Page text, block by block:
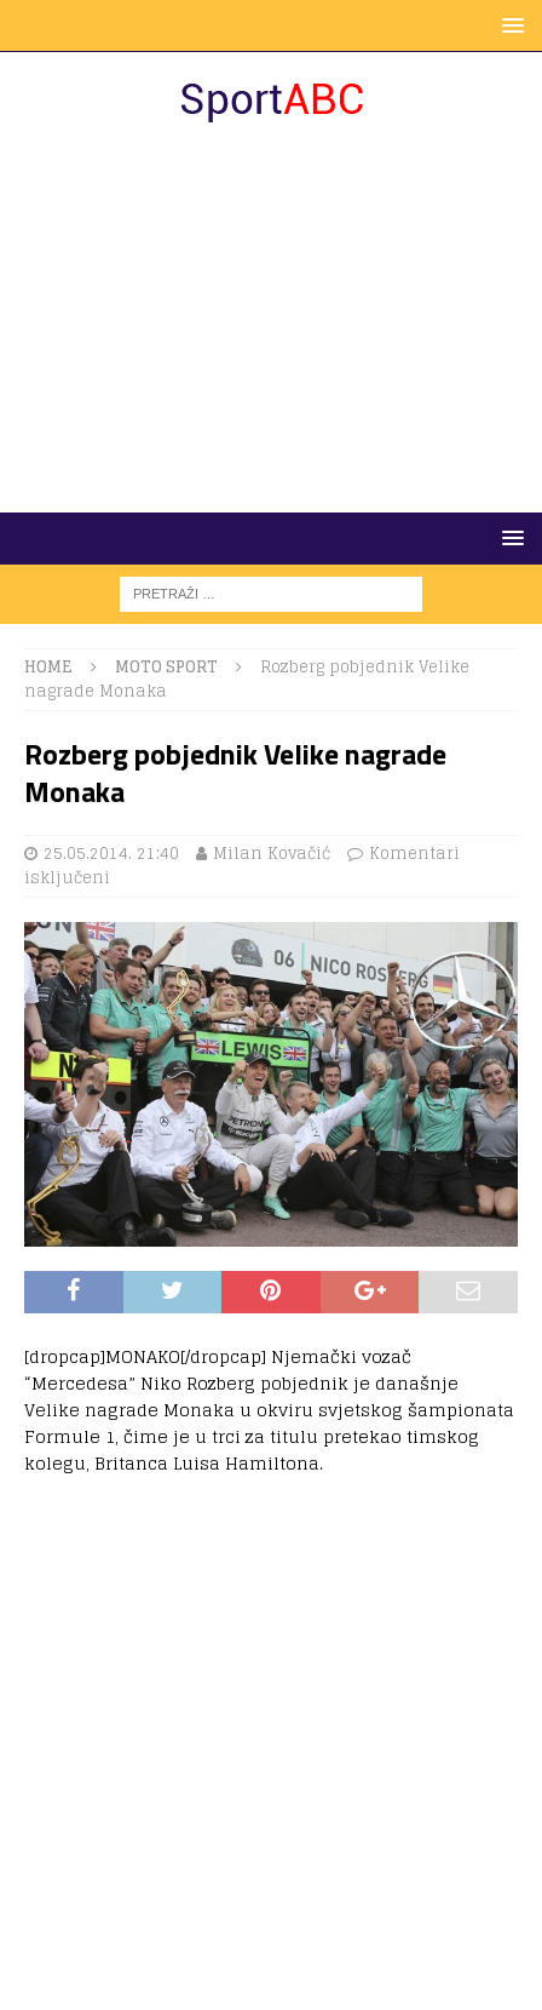
HOME MOTO SPORT
Rozberg pobjednik Velike
nagrade Monaka
Rozberg pobjednik Velike nagrade
Monaka
25.05.2014. 21:40 Milan Kovačić
Komentari
isključeni
[dropcap]MONAKO[/dropcap] Njemački vozač
“Mercedesa” Niko Rozberg pobjednik je današnje
Velike nagrade Monaka u okviru svjetskog šampionata
Formule 1, čime je u trci za titulu pretekao timskog
kolegu, Britanca Luisa Hamiltona.